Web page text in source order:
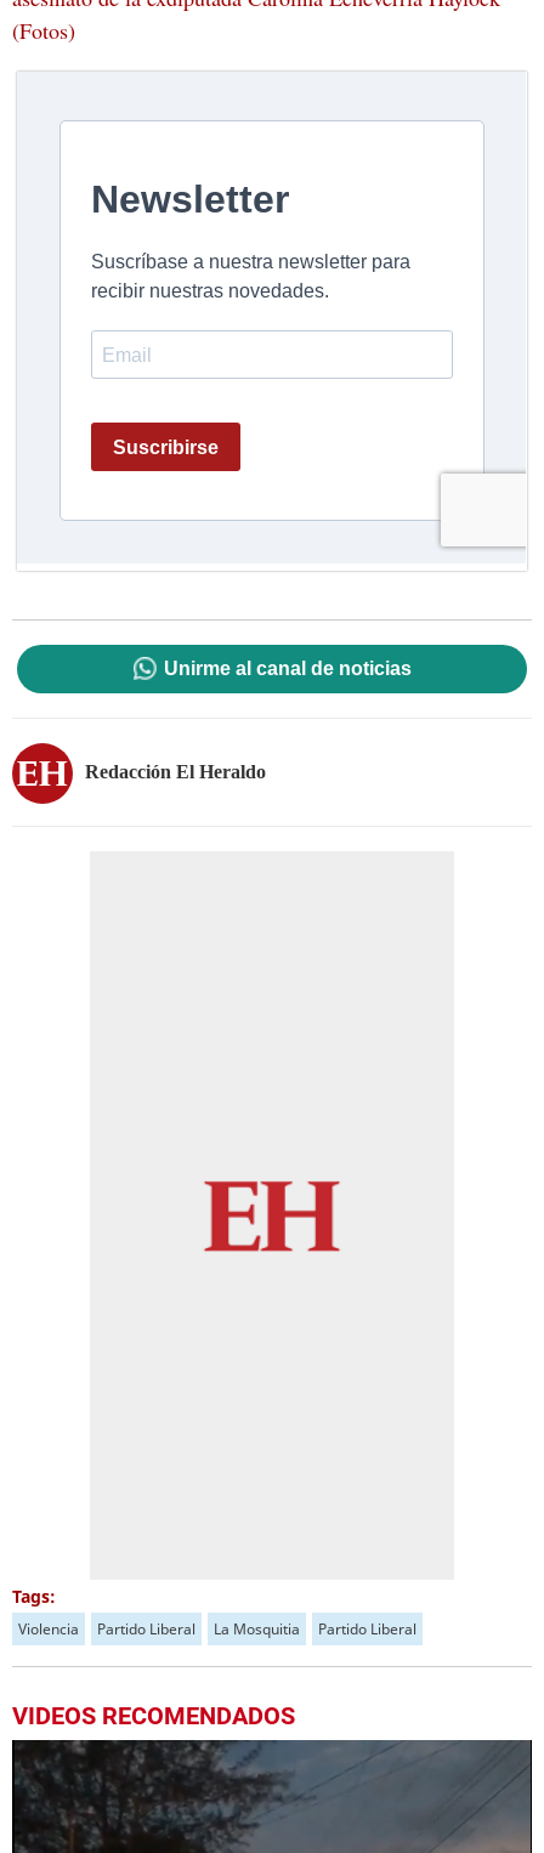
(Fotos)
Unirme al canal de noticias
Redacción El Heraldo
Tags:
Violencia Partido Liberal La Mosquitia Partido Liberal
VIDEOS RECOMENDADOS